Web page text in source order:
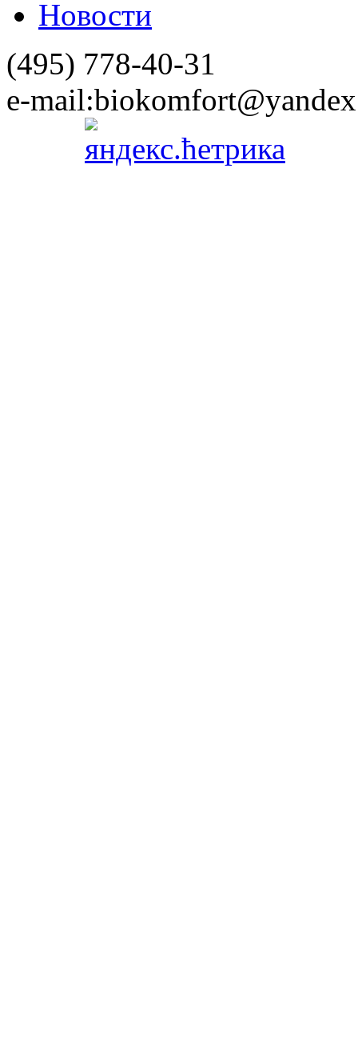
Новости
(495) 778-40-31
e-mail: